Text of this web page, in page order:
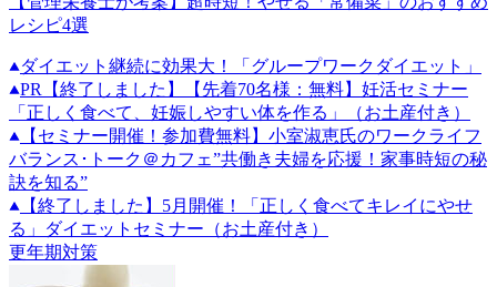
レシピ4選
ダイエット継続に効果大！「グループワークダイエット」
PR 【終了しました】【先着70名様：無料】妊活セミナー
「正しく食べて、妊娠しやすい体を作る」（お土産付き）
【セミナー開催！参加費無料】小室淑恵氏のワークライフ
バランス･トーク＠カフェ”共働き夫婦を応援！家事時短の秘
訣を知る”
【終了しました】5月開催！「正しく食べてキレイにやせ
る」ダイエットセミナー（お土産付き）
更年期対策